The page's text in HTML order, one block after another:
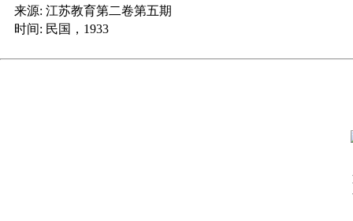
来源: 江苏教育第二卷第五期
时间: 民国，1933